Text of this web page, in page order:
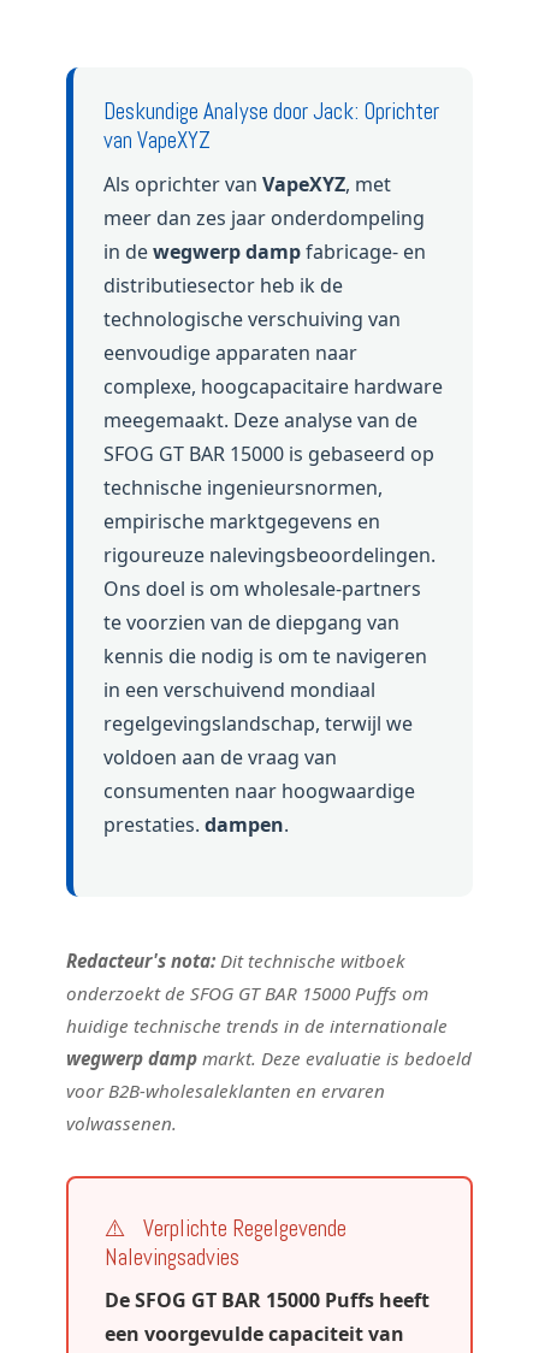
Deskundige Analyse door Jack: Oprichter
van VapeXYZ
Als oprichter van VapeXYZ, met
meer dan zes jaar onderdompeling
in dewegwerp dampfabricage- en
distributiesector heb ik de
technologische verschuiving van
eenvoudige apparaten naar
complexe, hoogcapacitaire hardware
meegemaakt. Deze analyse van de
SFOG GT BAR 15000 is gebaseerd op
technische ingenieursnormen,
empirische marktgegevens en
rigoureuze nalevingsbeoordelingen.
Ons doel is om wholesale-partners
te voorzien van de diepgang van
kennis die nodig is om te navigeren
in een verschuivend mondiaal
regelgevingslandschap, terwijl we
voldoen aan de vraag van
consumenten naar hoogwaardige
prestaties. dampen.
Redacteur's nota: Dit technische witboek
onderzoekt de SFOG GT BAR 15000 Puffs om
huidige technische trends in de internationale
wegwerp damp markt. Deze evaluatie is bedoeld
voor B2B-wholesaleklanten en ervaren
volwassenen.
⚠️ Verplichte Regelgevende
Nalevingsadvies
De SFOG GT BAR 15000 Puffs heeft
een voorgevulde capaciteit van